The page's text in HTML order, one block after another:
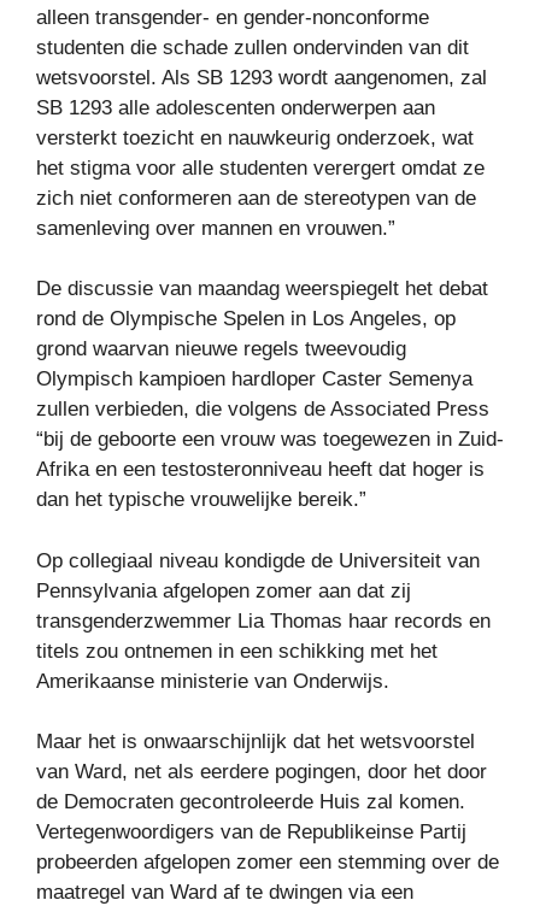
alleen transgender- en gender-nonconforme
studenten die schade zullen ondervinden van dit
wetsvoorstel. Als SB 1293 wordt aangenomen, zal
SB 1293 alle adolescenten onderwerpen aan
versterkt toezicht en nauwkeurig onderzoek, wat
het stigma voor alle studenten verergert omdat ze
zich niet conformeren aan de stereotypen van de
samenleving over mannen en vrouwen.”
De discussie van maandag weerspiegelt het debat
rond de Olympische Spelen in Los Angeles, op
grond waarvan nieuwe regels tweevoudig
Olympisch kampioen hardloper Caster Semenya
zullen verbieden, die volgens de Associated Press
“bij de geboorte een vrouw was toegewezen in Zuid-
Afrika en een testosteronniveau heeft dat hoger is
dan het typische vrouwelijke bereik.”
Op collegiaal niveau kondigde de Universiteit van
Pennsylvania afgelopen zomer aan dat zij
transgenderzwemmer Lia Thomas haar records en
titels zou ontnemen in een schikking met het
Amerikaanse ministerie van Onderwijs.
Maar het is onwaarschijnlijk dat het wetsvoorstel
van Ward, net als eerdere pogingen, door het door
de Democraten gecontroleerde Huis zal komen.
Vertegenwoordigers van de Republikeinse Partij
probeerden afgelopen zomer een stemming over de
maatregel van Ward af te dwingen via een